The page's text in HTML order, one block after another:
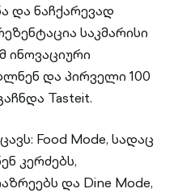
და ნაჩქარევად
საკმარისი
ინოვაციური
და პირველი 100
Tasteit.
Food Mode, სადაც
კერძებს,
და Dine Mode,